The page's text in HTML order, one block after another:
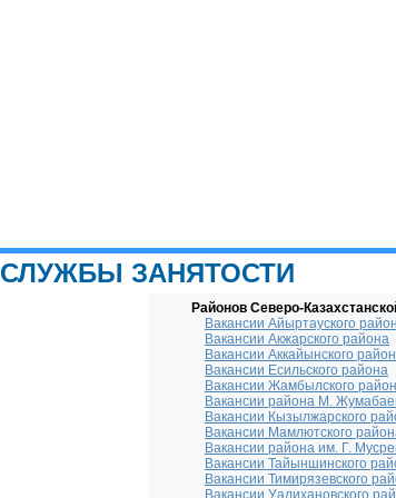
СЛУЖБЫ ЗАНЯТОСТИ
Районов Северо-
Вакансии Айыртауского
Вакансии Акжарского района
Вакансии Аккайынского
Вакансии Есильского района
Вакансии Жамбылского
Вакансии района М.
Вакансии Кызылжарского
Вакансии Мамлютского
Вакансии района им. Г.
Вакансии Тайыншинского
Вакансии Тимирязевского
Вакансии Уалихановского